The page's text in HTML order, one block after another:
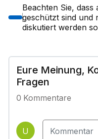
Beachten Sie,
geschützt sind und
diskutiert werden
Eure Meinung,
Fragen
0 Kommentare
U